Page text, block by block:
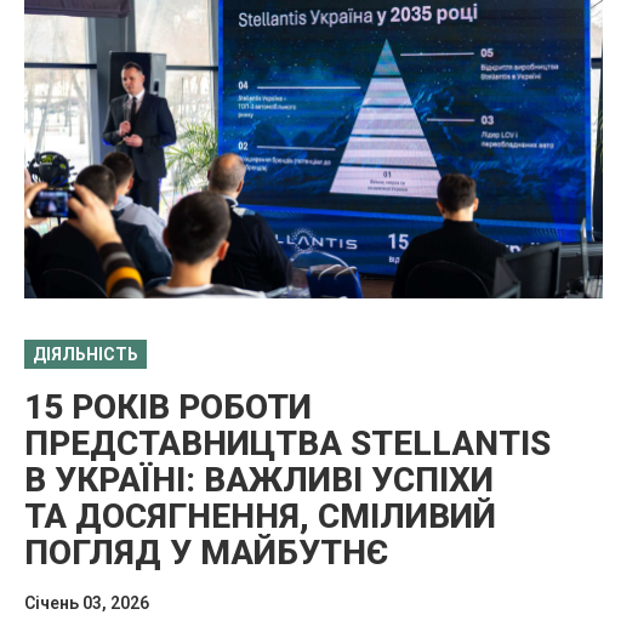
ДІЯЛЬНІСТЬ
15 РОКІВ РОБОТИ
ПРЕДСТАВНИЦТВА STELLANTIS
В УКРАЇНІ: ВАЖЛИВІ УСПІХИ
ТА ДОСЯГНЕННЯ, СМІЛИВИЙ
ПОГЛЯД У МАЙБУТНЄ
Cічень 03, 2026